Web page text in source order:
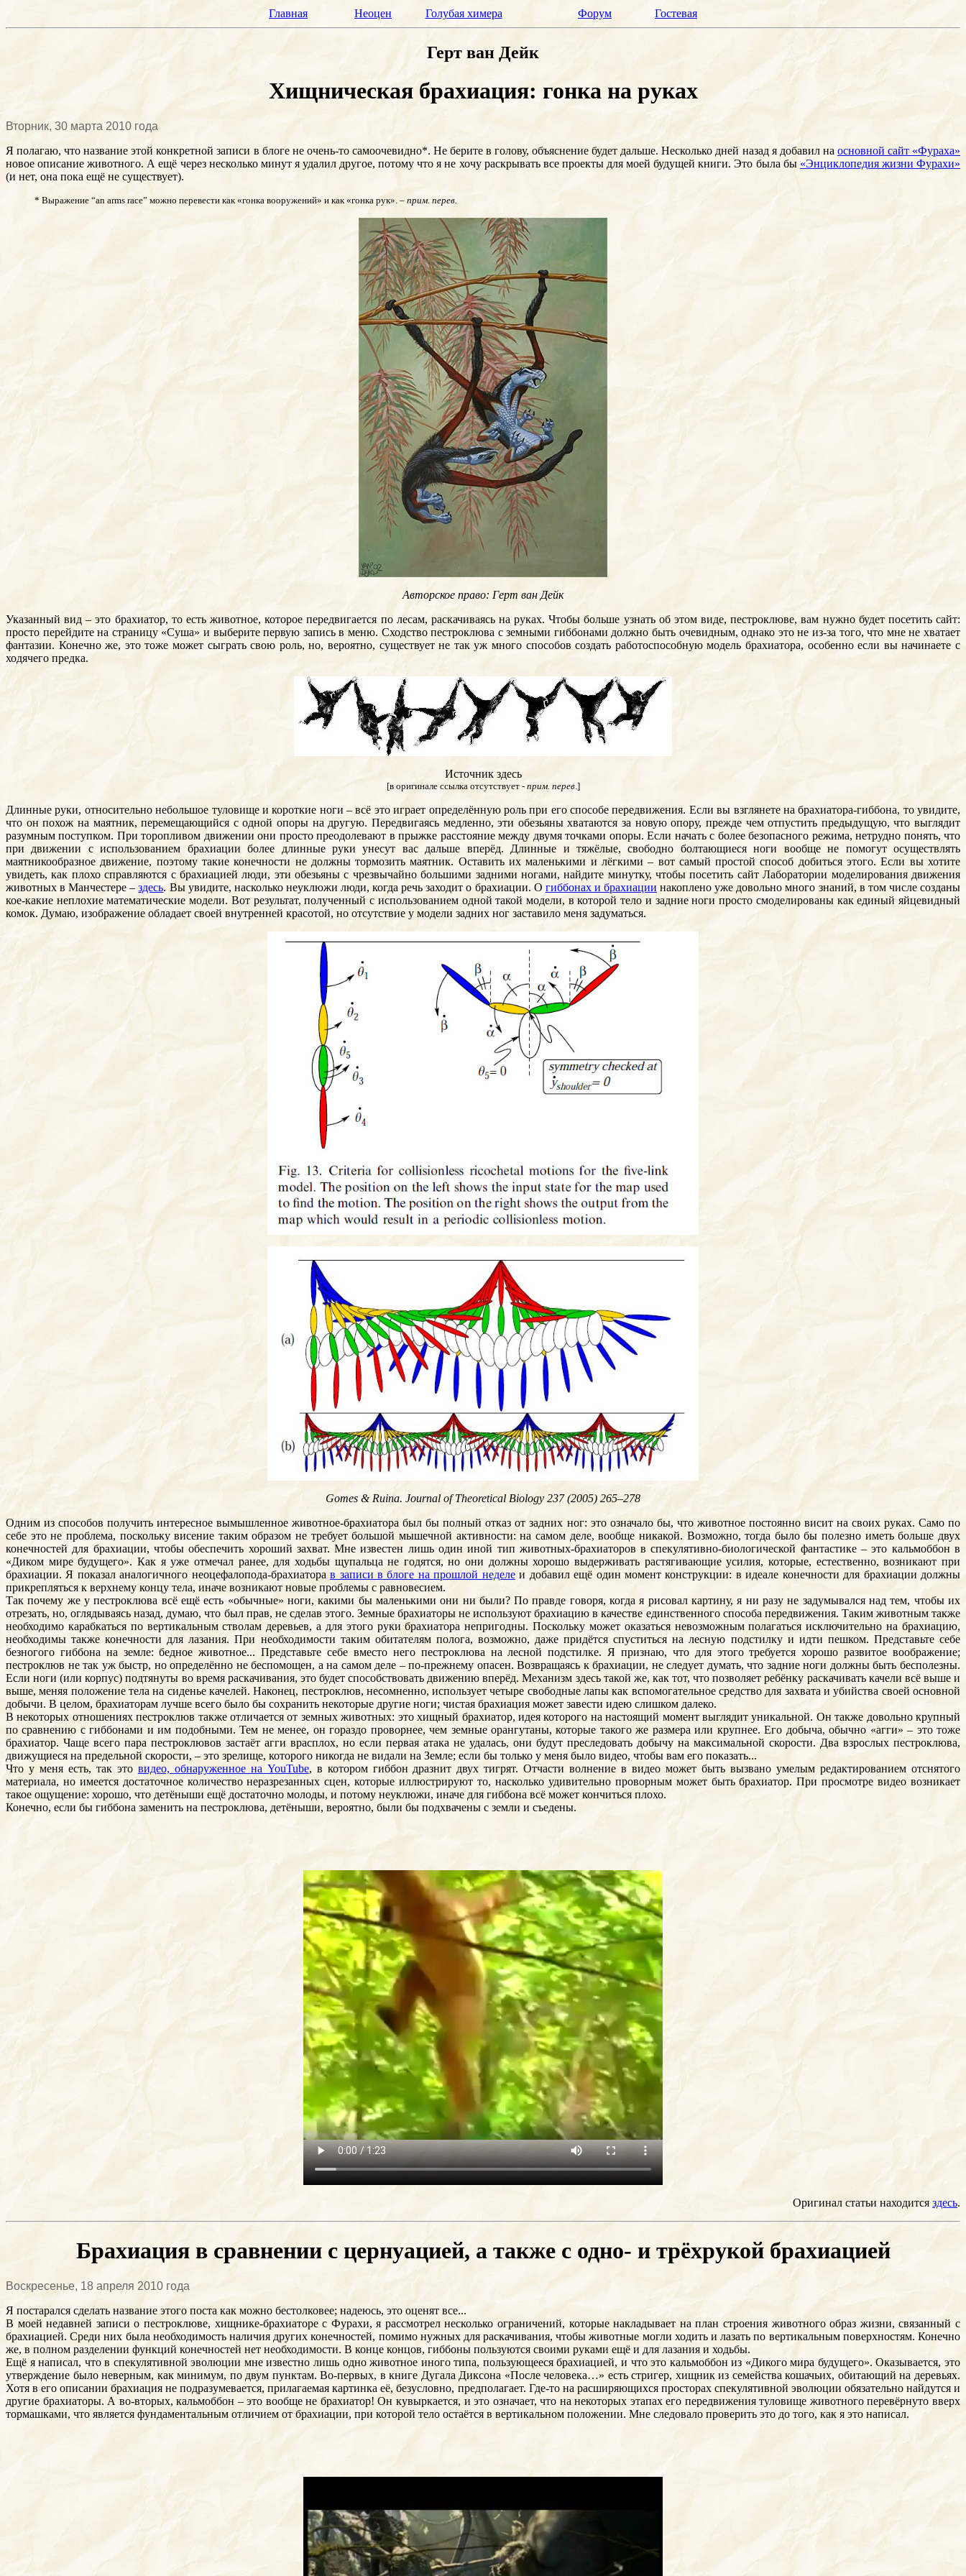
Главная Неоцен Голубая химера Форум Гостевая
Герт ван Дейк
Хищническая брахиация: гонка на руках
Вторник, 30 марта 2010 года
Я полагаю, что название этой конкретной записи в блоге не очень-то самоочевидно*. Не берите в голову, объяснение будет дальше. Несколько дней назад я добавил на основной сайт «Фураха»
новое описание животного. А ещё через несколько минут я удалил другое, потому что я не хочу раскрывать все проекты для моей будущей книги. Это была бы «Энциклопедия жизни Фурахи»
(и нет, она пока ещё не существует).
* Выражение “an arms race” можно перевести как «гонка вооружений» и как «гонка рук». – прим. перев.
Авторское право: Герт ван Дейк
Указанный вид – это брахиатор, то есть животное, которое передвигается по лесам, раскачиваясь на руках. Чтобы больше узнать об этом виде, пестроклюве, вам нужно будет посетить сайт:
просто перейдите на страницу «Суша» и выберите первую запись в меню. Сходство пестроклюва с земными гиббонами должно быть очевидным, однако это не из-за того, что мне не хватает
фантазии. Конечно же, это тоже может сыграть свою роль, но, вероятно, существует не так уж много способов создать работоспособную модель брахиатора, особенно если вы начинаете с
ходячего предка.
Источник здесь
[в оригинале ссылка отсутствует -прим. перев.]
Длинные руки, относительно небольшое туловище и короткие ноги – всё это играет определённую роль при его способе передвижения. Если вы взглянете на брахиатора-гиббона, то увидите,
что он похож на маятник, перемещающийся с одной опоры на другую. Передвигаясь медленно, эти обезьяны хватаются за новую опору, прежде чем отпустить предыдущую, что выглядит
разумным поступком. При торопливом движении они просто преодолевают в прыжке расстояние между двумя точками опоры. Если начать с более безопасного режима, нетрудно понять, что
при движении с использованием брахиации более длинные руки унесут вас дальше вперёд. Длинные и тяжёлые, свободно болтающиеся ноги вообще не помогут осуществлять
маятникообразное движение, поэтому такие конечности не должны тормозить маятник. Оставить их маленькими и лёгкими – вот самый простой способ добиться этого. Если вы хотите
увидеть, как плохо справляются с брахиацией люди, эти обезьяны с чрезвычайно большими задними ногами, найдите минутку, чтобы посетить сайт Лаборатории моделирования движения
животных в Манчестере –здесь. Вы увидите, насколько неуклюжи люди, когда речь заходит о брахиации. О гиббонах и брахиации накоплено уже довольно много знаний, в том числе созданы
кое-какие неплохие математические модели. Вот результат, полученный с использованием одной такой модели, в которой тело и задние ноги просто смоделированы как единый яйцевидный
комок. Думаю, изображение обладает своей внутренней красотой, но отсутствие у модели задних ног заставило меня задуматься.
Gomes & Ruina. Journal of Theoretical Biology 237 (2005) 265–278
Одним из способов получить интересное вымышленное животное-брахиатора был бы полный отказ от задних ног: это означало бы, что животное постоянно висит на своих руках. Само по
себе это не проблема, поскольку висение таким образом не требует большой мышечной активности: на самом деле, вообще никакой. Возможно, тогда было бы полезно иметь больше двух
конечностей для брахиации, чтобы обеспечить хороший захват. Мне известен лишь один иной тип животных-брахиаторов в спекулятивно-биологической фантастике – это кальмоббон в
«Диком мире будущего». Как я уже отмечал ранее, для ходьбы щупальца не годятся, но они должны хорошо выдерживать растягивающие усилия, которые, естественно, возникают при
брахиации. Я показал аналогичного неоцефалопода-брахиаторав записи в блоге на прошлой неделеи добавил ещё один момент конструкции: в идеале конечности для брахиации должны
прикрепляться к верхнему концу тела, иначе возникают новые проблемы с равновесием.
Так почему же у пестроклюва всё ещё есть «обычные» ноги, какими бы маленькими они ни были? По правде говоря, когда я рисовал картину, я ни разу не задумывался над тем, чтобы их
отрезать, но, оглядываясь назад, думаю, что был прав, не сделав этого. Земные брахиаторы не используют брахиацию в качестве единственного способа передвижения. Таким животным также
необходимо карабкаться по вертикальным стволам деревьев, а для этого руки брахиатора непригодны. Поскольку может оказаться невозможным полагаться исключительно на брахиацию,
необходимы также конечности для лазания. При необходимости таким обитателям полога, возможно, даже придётся спуститься на лесную подстилку и идти пешком. Представьте себе
безногого гиббона на земле: бедное животное... Представьте себе вместо него пестроклюва на лесной подстилке. Я признаю, что для этого требуется хорошо развитое воображение;
пестроклюв не так уж быстр, но определённо не беспомощен, а на самом деле – по-прежнему опасен. Возвращаясь к брахиации, не следует думать, что задние ноги должны быть бесполезны.
Если ноги (или корпус) подтянуты во время раскачивания, это будет способствовать движению вперёд. Механизм здесь такой же, как тот, что позволяет ребёнку раскачивать качели всё выше и
выше, меняя положение тела на сиденье качелей. Наконец, пестроклюв, несомненно, использует четыре свободные лапы как вспомогательное средство для захвата и убийства своей основной
добычи. В целом, брахиаторам лучше всего было бы сохранить некоторые другие ноги; чистая брахиация может завести идею слишком далеко.
В некоторых отношениях пестроклюв также отличается от земных животных: это хищный брахиатор, идея которого на настоящий момент выглядит уникальной. Он также довольно крупный
по сравнению с гиббонами и им подобными. Тем не менее, он гораздо проворнее, чем земные орангутаны, которые такого же размера или крупнее. Его добыча, обычно «агги» – это тоже
брахиатор. Чаще всего пара пестроклювов застаёт агги врасплох, но если первая атака не удалась, они будут преследовать добычу на максимальной скорости. Два взрослых пестроклюва,
движущиеся на предельной скорости, – это зрелище, которого никогда не видали на Земле; если бы только у меня было видео, чтобы вам его показать...
Что у меня есть, так это видео, обнаруженное на YouTube, в котором гиббон дразнит двух тигрят. Отчасти волнение в видео может быть вызвано умелым редактированием отснятого
материала, но имеется достаточное количество неразрезанных сцен, которые иллюстрируют то, насколько удивительно проворным может быть брахиатор. При просмотре видео возникает
такое ощущение: хорошо, что детёныши ещё достаточно молоды, и потому неуклюжи, иначе для гиббона всё может кончиться плохо.
Конечно, если бы гиббона заменить на пестроклюва, детёныши, вероятно, были бы подхвачены с земли и съедены.
Оригинал статьи находится здесь.
Брахиация в сравнении с цернуацией, а также с одно- и трёхрукой брахиацией
Воскресенье, 18 апреля 2010 года
Я постарался сделать название этого поста как можно бестолковее; надеюсь, это оценят все...
В моей недавней записи о пестроклюве, хищнике-брахиаторе с Фурахи, я рассмотрел несколько ограничений, которые накладывает на план строения животного образ жизни, связанный с
брахиацией. Среди них была необходимость наличия других конечностей, помимо нужных для раскачивания, чтобы животные могли ходить и лазать по вертикальным поверхностям. Конечно
же, в полном разделении функций конечностей нет необходимости. В конце концов, гиббоны пользуются своими руками ещё и для лазания и ходьбы.
Ещё я написал, что в спекулятивной эволюции мне известно лишь одно животное иного типа, пользующееся брахиацией, и что это кальмоббон из «Дикого мира будущего». Оказывается, это
утверждение было неверным, как минимум, по двум пунктам. Во-первых, в книге Дугала Диксона «После человека…» есть стригер, хищник из семейства кошачьих, обитающий на деревьях.
Хотя в его описании брахиация не подразумевается, прилагаемая картинка её, безусловно, предполагает. Где-то на расширяющихся просторах спекулятивной эволюции обязательно найдутся и
другие брахиаторы. А во-вторых, кальмоббон – это вообще не брахиатор! Он кувыркается, и это означает, что на некоторых этапах его передвижения туловище животного перевёрнуто вверх
тормашками, что является фундаментальным отличием от брахиации, при которой тело остаётся в вертикальном положении. Мне следовало проверить это до того, как я это написал.